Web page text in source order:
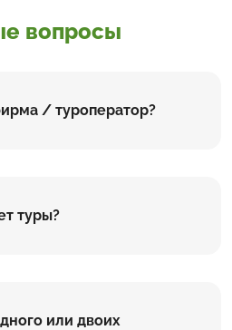
вопросы
/ туроператор?
туры?
или двоих